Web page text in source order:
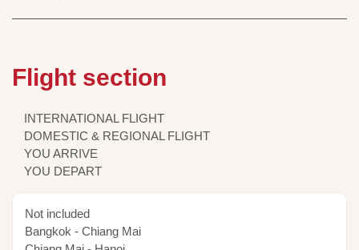
Flight section
INTERNATIONAL FLIGHT
DOMESTIC & REGIONAL FLIGHT
YOU ARRIVE
YOU DEPART
Not included
Bangkok - Chiang Mai